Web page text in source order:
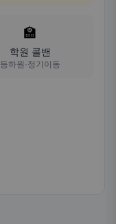
🏫
학원 콜밴
등하원·정기이동